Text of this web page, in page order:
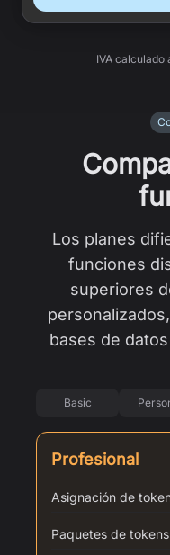
IVA calculado
Los planes
funciones
superiores
bases de
Basic
Profesional
Asignación de
Paquetes de